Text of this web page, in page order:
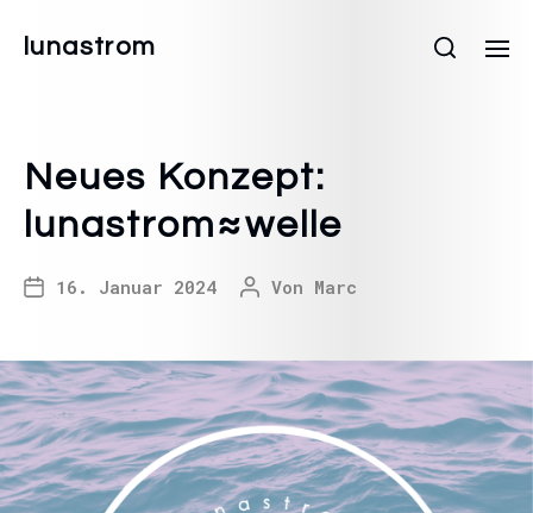
lunastrom
Neues Konzept:
lunastrom≈welle
16. Januar 2024 Von Marc